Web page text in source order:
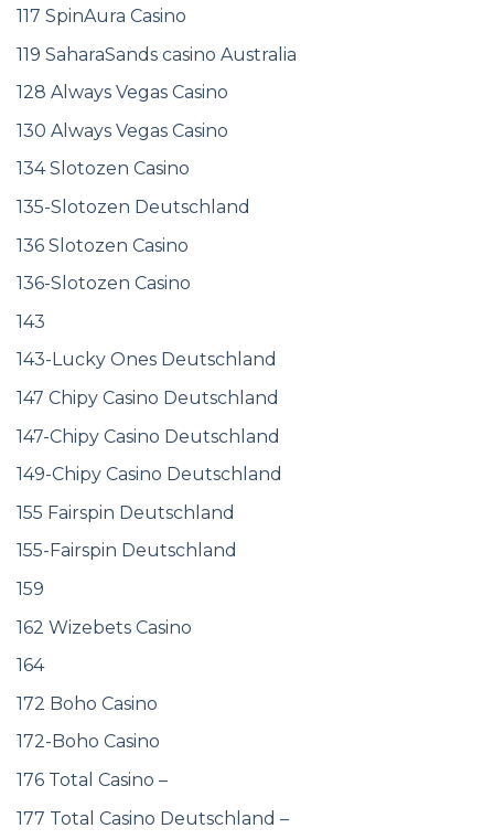
117 SpinAura Casino
119 SaharaSands casino Australia
128 Always Vegas Casino
130 Always Vegas Casino
134 Slotozen Casino
135-Slotozen Deutschland
136 Slotozen Casino
136-Slotozen Casino
143
143-Lucky Ones Deutschland
147 Chipy Casino Deutschland
147-Chipy Casino Deutschland
149-Chipy Casino Deutschland
155 Fairspin Deutschland
155-Fairspin Deutschland
159
162 Wizebets Casino
164
172 Boho Casino
172-Boho Casino
176 Total Casino –
177 Total Casino Deutschland –